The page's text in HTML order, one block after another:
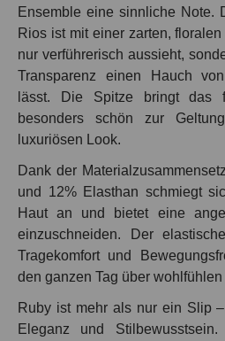
Ensemble eine sinnliche Note.
Rios ist mit einer zarten,
nur verführerisch aussieht,
Transparenz einen Hauch
lässt. Die Spitze bringt das
besonders schön zur
luxuriösen Look.
Dank der
und 12% Elasthan schmiegt
Haut an und bietet eine
einzuschneiden. Der
Tragekomfort und
den ganzen Tag über
Ruby ist mehr als nur ein Slip
Eleganz und